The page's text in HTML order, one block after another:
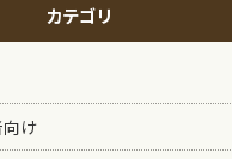
カテゴリ
け